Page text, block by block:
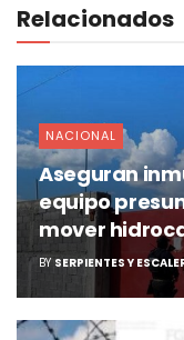
Relacionados
NACIONAL
Aseguran
equipo
mover
BY SERPIENTES Y